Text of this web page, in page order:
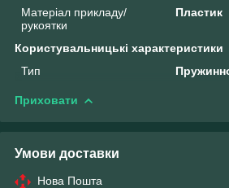
Матеріал прикладу/
рукоятки
Пластик
Користувальницькі характеристики
Тип
Приховати
Умови доставки
Нова Пошта